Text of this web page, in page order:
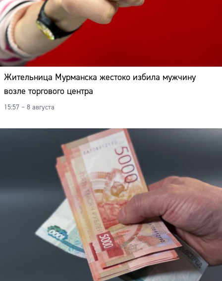
Жительница Мурманска жестоко избила мужчину
возле торгового центра
15:57 – 8 августа